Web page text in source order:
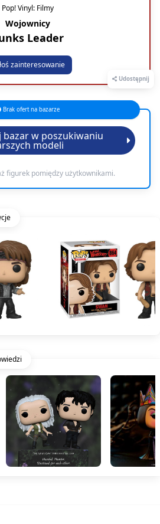
Udostępnij
Pop! Vinyl: Filmy
Wojownicy
Leader
zainteresowanie
Brak ofert na bazarze
bazar w poszukiwaniu
modeli
figurek pomiędzy użytkownikami.